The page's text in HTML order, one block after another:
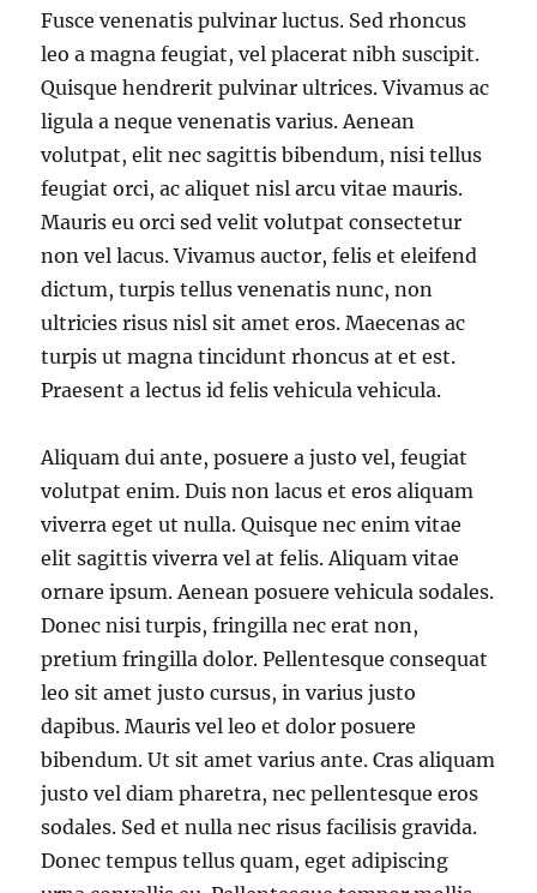
Fusce venenatis pulvinar luctus. Sed rhoncus
leo a magna feugiat, vel placerat nibh suscipit.
Quisque hendrerit pulvinar ultrices. Vivamus ac
ligula a neque venenatis varius. Aenean
volutpat, elit nec sagittis bibendum, nisi tellus
feugiat orci, ac aliquet nisl arcu vitae mauris.
Mauris eu orci sed velit volutpat consectetur
non vel lacus. Vivamus auctor, felis et eleifend
dictum, turpis tellus venenatis nunc, non
ultricies risus nisl sit amet eros. Maecenas ac
turpis ut magna tincidunt rhoncus at et est.
Praesent a lectus id felis vehicula vehicula.
Aliquam dui ante, posuere a justo vel, feugiat
volutpat enim. Duis non lacus et eros aliquam
viverra eget ut nulla. Quisque nec enim vitae
elit sagittis viverra vel at felis. Aliquam vitae
ornare ipsum. Aenean posuere vehicula sodales.
Donec nisi turpis, fringilla nec erat non,
pretium fringilla dolor. Pellentesque consequat
leo sit amet justo cursus, in varius justo
dapibus. Mauris vel leo et dolor posuere
bibendum. Ut sit amet varius ante. Cras aliquam
justo vel diam pharetra, nec pellentesque eros
sodales. Sed et nulla nec risus facilisis gravida.
Donec tempus tellus quam, eget adipiscing